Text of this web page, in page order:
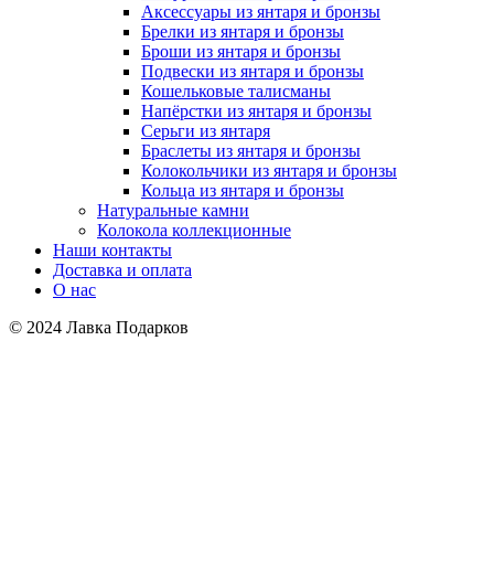
Аксессуары из янтаря и бронзы
Брелки из янтаря и бронзы
Броши из янтаря и бронзы
Подвески из янтаря и бронзы
Кошельковые талисманы
Напёрстки из янтаря и бронзы
Серьги из янтаря
Браслеты из янтаря и бронзы
Колокольчики из янтаря и бронзы
Кольца из янтаря и бронзы
Натуральные камни
Колокола коллекционные
Наши контакты
Доставка и оплата
О нас
© 2024 Лавка Подарков